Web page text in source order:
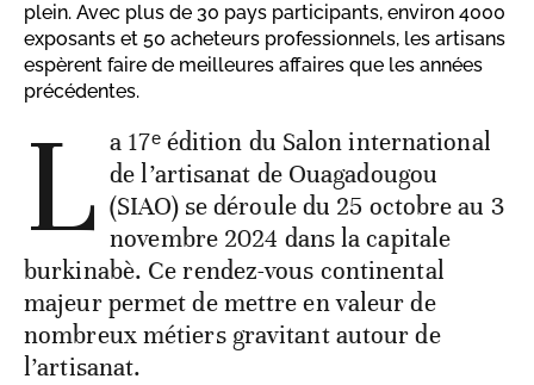
plein. Avec plus de 30 pays participants, environ 4000
exposants et 50 acheteurs professionnels, les artisans
espèrent faire de meilleures affaires que les années
précédentes.
L a 17ᵉ édition du Salon international
de l’artisanat de Ouagadougou
(SIAO) se déroule du 25 octobre au 3
novembre 2024 dans la capitale
burkinabè. Ce rendez-vous continental
majeur permet de mettre en valeur de
nombreux métiers gravitant autour de
l’artisanat.